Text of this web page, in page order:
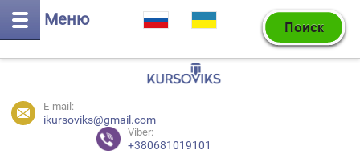
Меню
E-mail:
ikursoviks@gmail.com
Viber:
+380681019101